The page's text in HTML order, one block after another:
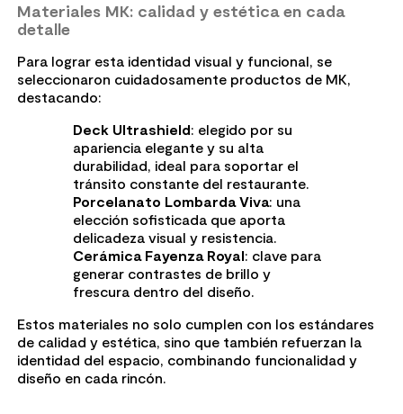
Materiales MK: calidad y estética en cada
detalle
Para lograr esta identidad visual y funcional, se
seleccionaron cuidadosamente productos de MK,
destacando:
Deck Ultrashield: elegido por su
apariencia elegante y su alta
durabilidad, ideal para soportar el
tránsito constante del restaurante.
Porcelanato Lombarda Viva: una
elección sofisticada que aporta
delicadeza visual y resistencia.
Cerámica Fayenza Royal: clave para
generar contrastes de brillo y
frescura dentro del diseño.
Estos materiales no solo cumplen con los estándares
de calidad y estética, sino que también refuerzan la
identidad del espacio, combinando funcionalidad y
diseño en cada rincón.